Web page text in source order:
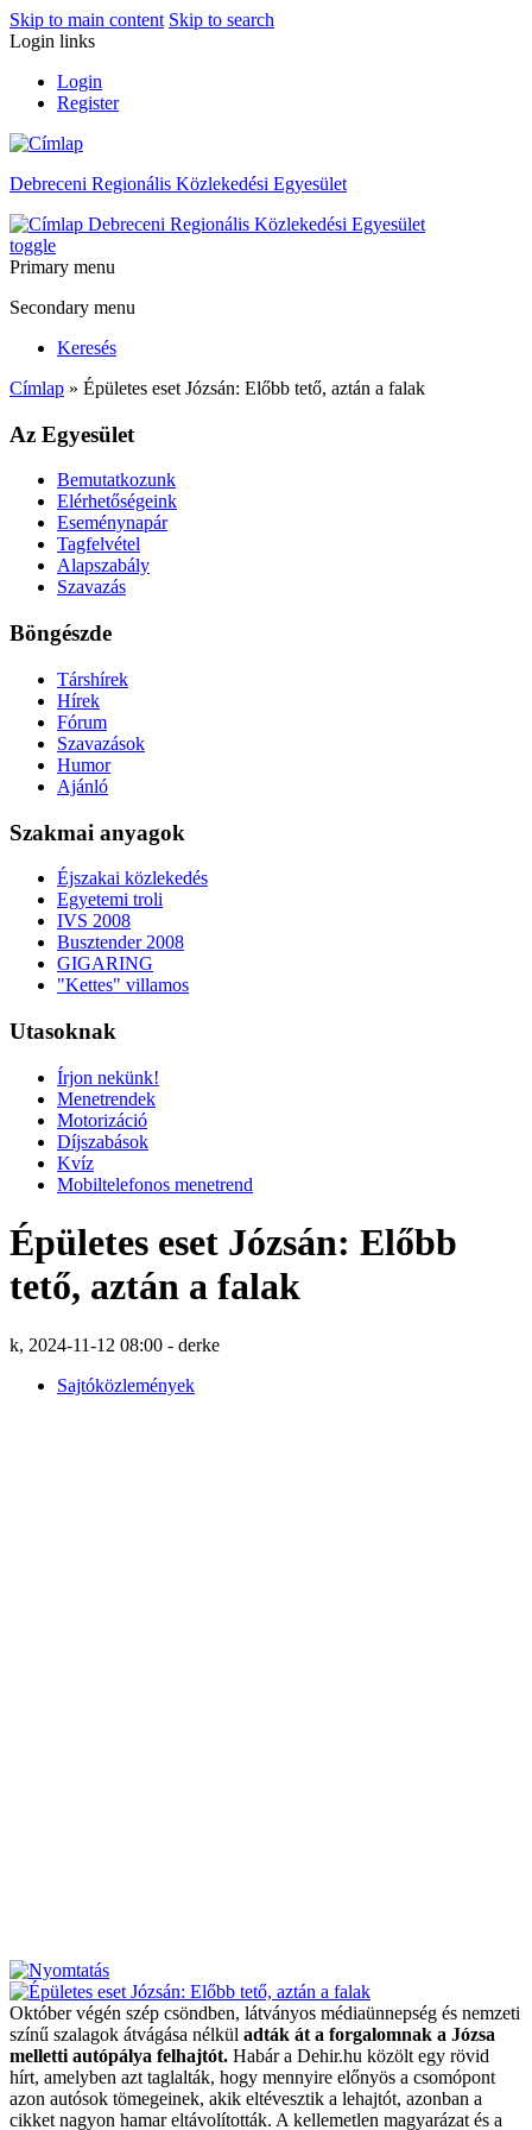
Skip to main content Skip to search
Login links
Login
Register
Debreceni Regionális Közlekedési Egyesület
Debreceni Regionális Közlekedési Egyesület
toggle
Primary menu
Secondary menu
Keresés
Címlap » Épületes eset Józsán: Előbb tető, aztán a falak
Az Egyesület
Bemutatkozunk
Elérhetőségeink
Eseménynapár
Tagfelvétel
Alapszabály
Szavazás
Böngészde
Társhírek
Hírek
Fórum
Szavazások
Humor
Ajánló
Szakmai anyagok
Éjszakai közlekedés
Egyetemi troli
IVS 2008
Busztender 2008
GIGARING
"Kettes" villamos
Utasoknak
Írjon nekünk!
Menetrendek
Motorizáció
Díjszabások
Kvíz
Mobiltelefonos menetrend
Épületes eset Józsán: Előbb
tető, aztán a falak
k, 2024-11-12 08:00 - derke
Sajtóközlemények
Október végén szép csöndben, látványos médiaünnepség és nemzeti
színű szalagok átvágása nélkül adták át a forgalomnak a Józsa
melletti autópálya felhajtót. Habár a Dehir.hu közölt egy rövid
hírt, amelyben azt taglalták, hogy mennyire előnyös a csomópont
azon autósok tömegeinek, akik eltévesztik a lehajtót, azonban a
cikket nagyon hamar eltávolították. A kellemetlen magyarázat és a